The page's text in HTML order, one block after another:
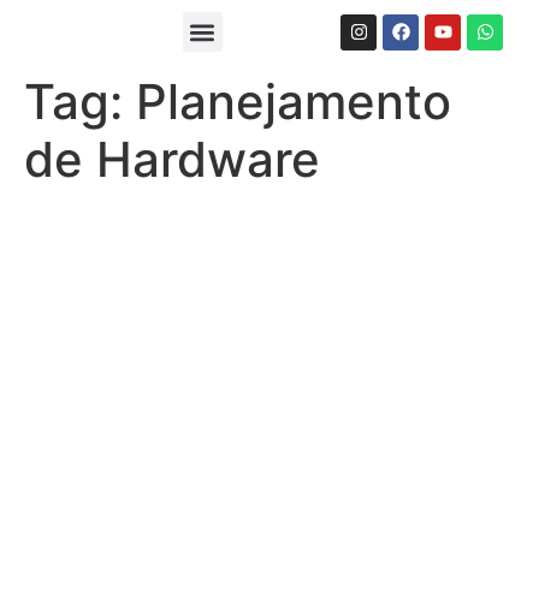
Tag: Planejamento
de Hardware